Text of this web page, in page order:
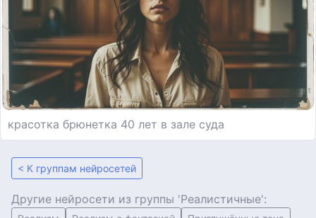
красотка брюнетка 40 лет в зале суда
< К группам нейросетей
Другие нейросети из группы 'Реалистичные':